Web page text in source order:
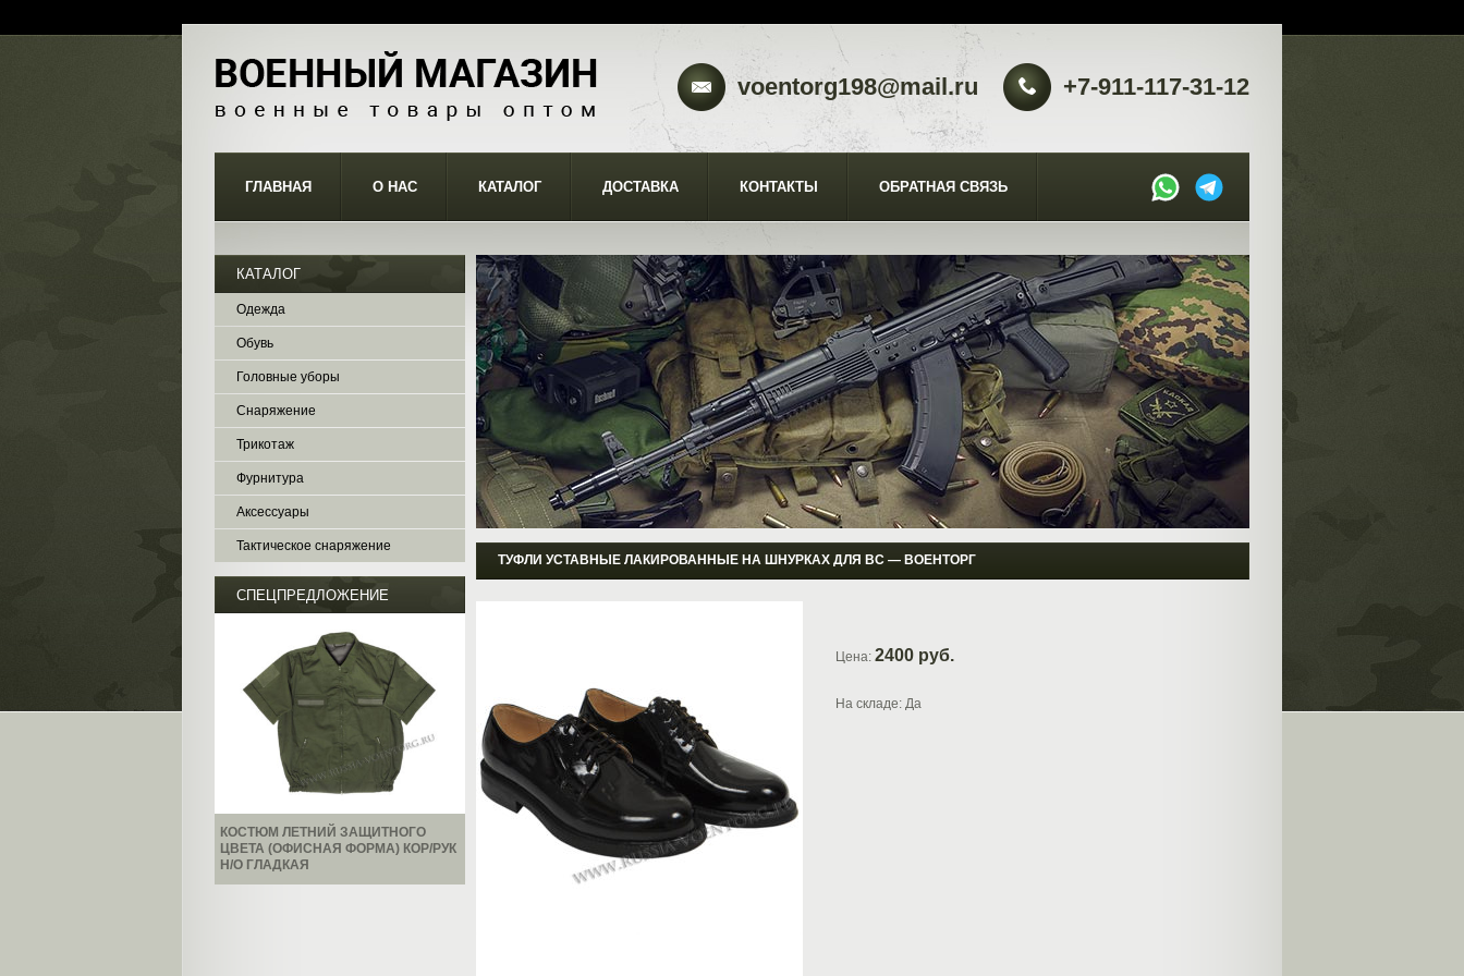
voentorg198@mail.ru +7-911-117-31-12
ГЛАВНАЯ О НАС КАТАЛОГ ДОСТАВКА КОНТАКТЫ ОБРАТНАЯ СВЯЗЬ
ТУФЛИ УСТАВНЫЕ ЛАКИРОВАННЫЕ НА ШНУРКАХ ДЛЯ ВС ― ВОЕНТОРГ
Цена: 2400 руб.
На складе: Да
КАТАЛОГ
Одежда
Обувь
Головные уборы
Снаряжение
Трикотаж
Фурнитура
Аксессуары
Тактическое снаряжение
СПЕЦПРЕДЛОЖЕНИЕ
КОСТЮМ ЛЕТНИЙ ЗАЩИТНОГО
ЦВЕТА (ОФИСНАЯ ФОРМА) КОР/РУК
Н/О ГЛАДКАЯ